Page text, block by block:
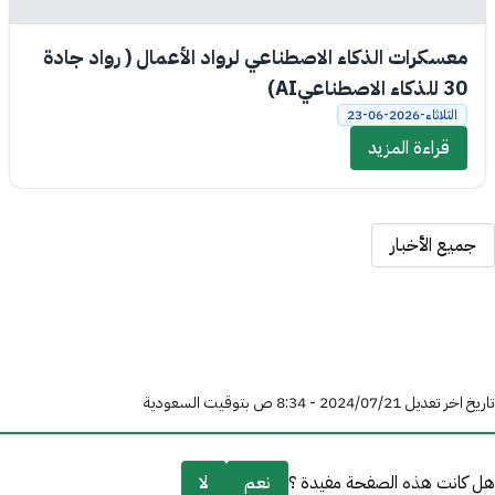
معسكرات الذكاء الاصطناعي لرواد الأعمال ( رواد جادة
30 للذكاء الاصطناعيAI)
الثلاثاء-2026-06-23
قراءة المزيد
جميع الأخبار
تاريخ اخر تعديل 21‏/07‏/2024 - 8:34 ص بتوقيت السعودية
هل كانت هذه الصفحة مفيدة ؟ نعم لا